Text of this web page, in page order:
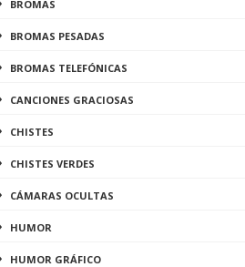
BROMAS
BROMAS PESADAS
BROMAS TELEFÓNICAS
CANCIONES GRACIOSAS
CHISTES
CHISTES VERDES
CÁMARAS OCULTAS
HUMOR
HUMOR GRÁFICO